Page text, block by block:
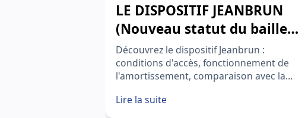
LE DISPOSITIF JEANBRUN
(Nouveau statut du bailleur
privé)
Découvrez le dispositif Jeanbrun :
conditions d'accès, fonctionnement de
l'amortissement, comparaison avec la
chiffrés pour guider vos choix.
Lire la suite